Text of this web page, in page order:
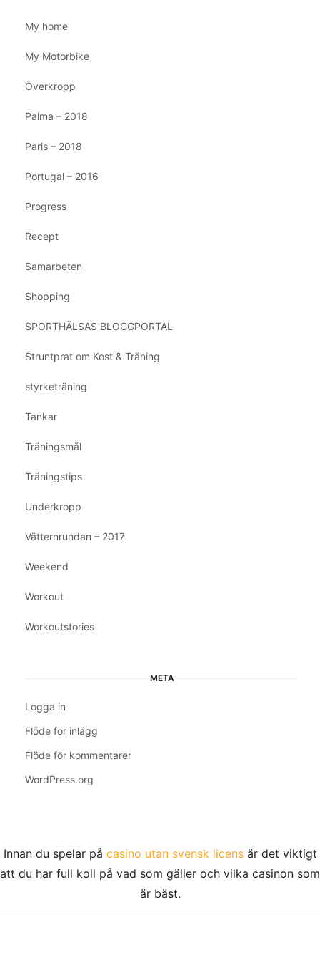
My home
My Motorbike
Överkropp
Palma – 2018
Paris – 2018
Portugal – 2016
Progress
Recept
Samarbeten
Shopping
SPORTHÄLSAS BLOGGPORTAL
Struntprat om Kost & Träning
styrketräning
Tankar
Träningsmål
Träningstips
Underkropp
Vätternrundan – 2017
Weekend
Workout
Workoutstories
META
Logga in
Flöde för inlägg
Flöde för kommentarer
WordPress.org
Innan du spelar på casino utan svensk licensär det viktigt
att du har full koll på vad som gäller och vilka casinon som
är bäst.